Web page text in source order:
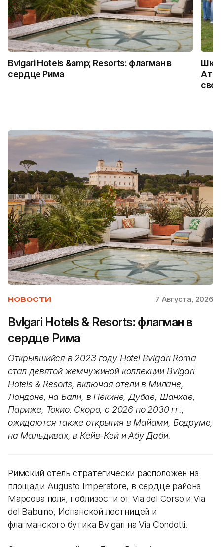
Bvlgari Hotels &amp; Resorts: флагман в
сердце Рима
НОВОСТИ 7 Августа, 2026
Bvlgari Hotels & Resorts: флагман в
сердце Рима
Открывшийся в 2023 году Hotel Bvlgari Roma
стал девятой жемчужиной коллекции Bvlgari
Hotels & Resorts, включая отели в Милане,
Лондоне, на Бали, в Пекине, Дубае, Шанхае,
Париже, Токио. Скоро, с 2026 по 2030 гг.,
ожидаются также открытия в Майами, Бодруме,
на Мальдивах, в Кейв-Кей и Абу Даби.
Римский отель стратегически расположен на
площади Augusto Imperatore, в сердце района
Марсова поля, поблизости от Via del Corso и Via
del Babuino, Испанской лестницей и
флагманского бутика Bvlgari на Via Condotti.